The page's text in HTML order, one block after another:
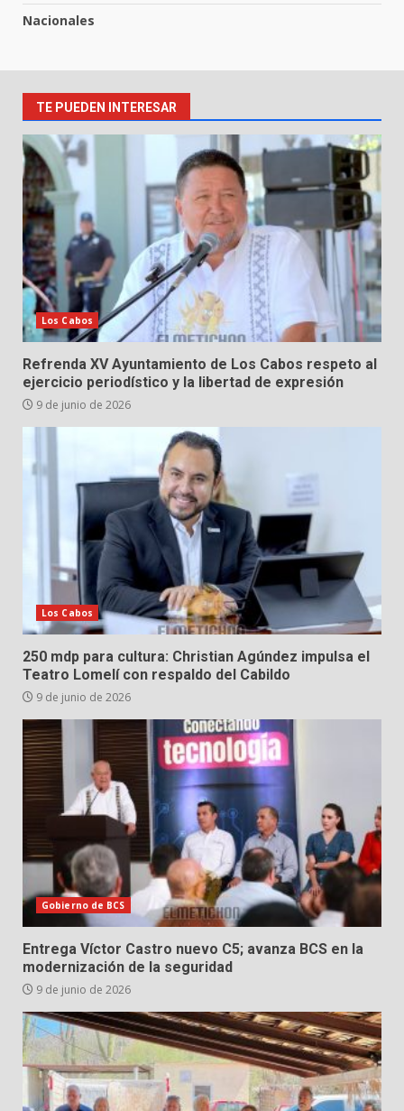
Nacionales
TE PUEDEN INTERESAR
Los Cabos
Refrenda XV Ayuntamiento de Los Cabos respeto al
ejercicio periodístico y la libertad de expresión
9 de junio de 2026
Los Cabos
250 mdp para cultura: Christian Agúndez impulsa el
Teatro Lomelí con respaldo del Cabildo
9 de junio de 2026
Gobierno de BCS
Entrega Víctor Castro nuevo C5; avanza BCS en la
modernización de la seguridad
9 de junio de 2026